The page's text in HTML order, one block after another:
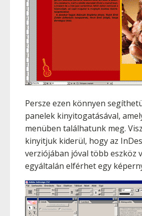
Persze ezen könnyen
panelek kinyitogatásával,
menüben találhatunk meg.
kinyitjuk kiderül, hogy az
verziójában jóval több eszköz
egyáltalán elférhet egy